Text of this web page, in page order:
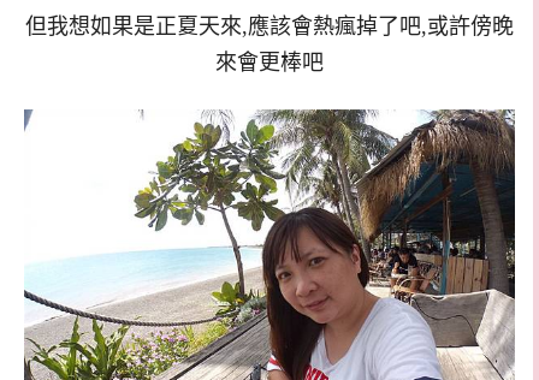
但我想如果是正夏天來,應該會熱瘋掉了吧,或許傍晚
來會更棒吧